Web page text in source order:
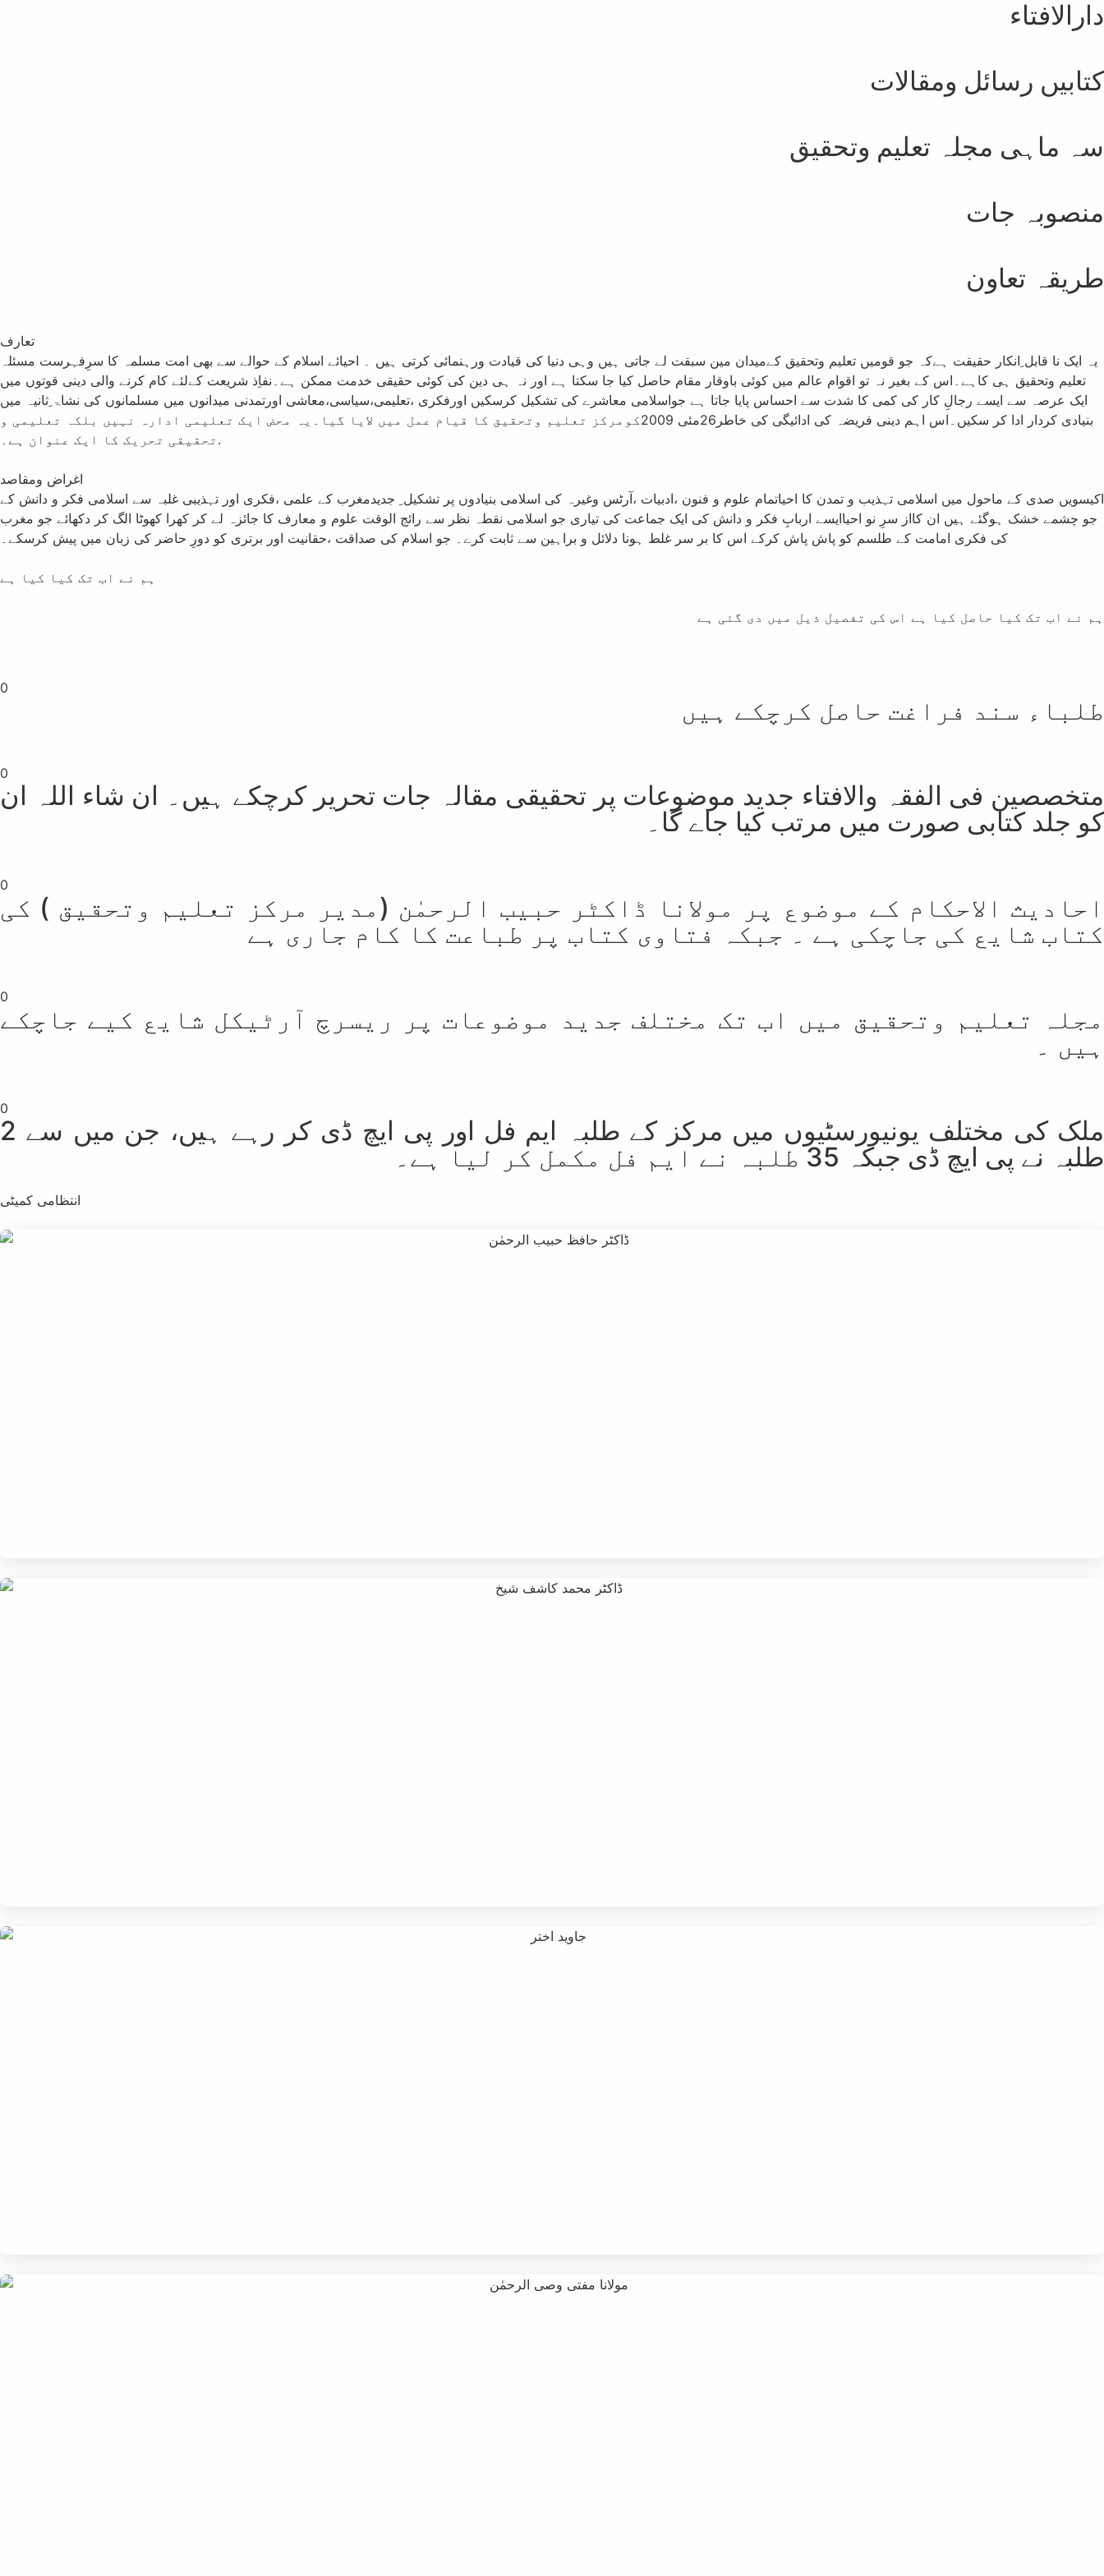
دارالافتاء
کتابیں رسائل ومقالات
سہ ماہی مجلہ تعلیم وتحقیق
منصوبہ جات
طریقہ تعاون
تعارف
یہ ایک نا قابل ِانکار حقیقت ہےکہ جو قومیں تعلیم وتحقیق کےمیدان مین سبقت لے جاتی ہیں وہی دنیا کی قیادت ورہنمائی کرتی ہیں ۔ احیائے اسلام کے حوالے سے بھی امت مسلمہ کا سرِفہرست مسئلہ
تعلیم وتحقیق ہی کاہے۔اس کے بغیر نہ تو اقوام عالم میں کوئی باوقار مقام حاصل کیا جا سکتا ہے اور نہ ہی دین کی کوئی حقیقی خدمت ممکن ہے۔نفاِذ شریعت کےلئے کام کرنے والی دینی قوتوں میں
ایک عرصہ سے ایسے رجالِ کار کی کمی کا شدت سے احساس پایا جاتا ہے جواسلامی معاشرے کی تشکیل کرسکیں اورفکری ،تعلیمی،سیاسی،معاشی اورتمدنی میدانوں میں مسلمانوں کی نشاۃ ِثانیہ میں
بنیادی کردار ادا کر سکیں۔اس اہم دینی فریضہ کی ادائیگی کی خاطر26مئی 2009کومرکز تعلیم وتحقیق کا قیام عمل میں لایا گیا۔یہ محض ایک تعلیمی ادارہ نہیں بلکہ تعلیمی و
تحقیقی تحریک کا ایک عنوان ہے۔.
اغراض ومقاصد
اکیسویں صدی کے ماحول میں اسلامی تہذیب و تمدن کا احیاتمام علوم و فنون ،ادبیات ،آرٹس وغیرہ کی اسلامی بنیادوں پر تشکیل ِ جدیدمغرب کے علمی ،فکری اور تہذیبی غلبہ سے اسلامی فکر و دانش کے
جو چشمے خشک ہوگئے ہیں ان کااز سرِ نو احیاایسے اربابِ فکر و دانش کی ایک جماعت کی تیاری جو اسلامی نقطہ نظر سے رائج الوقت علوم و معارف کا جائزہ لے کر کھرا کھوٹا الگ کر دکھائے جو مغرب
کی فکری امامت کے طلسم کو پاش پاش کرکے اس کا بر سر غلط ہونا دلائل و براہین سے ثابت کرے۔ جو اسلام کی صداقت ،حقانیت اور برتری کو دورِ حاضر کی زبان میں پیش کرسکے۔
ہم نے اب تک کیا کیا ہے
ہم نے اب تک کیا حاصل کیا ہے اس کی تفصیل ذیل میں دی گئی ہے
0
طلباء سند فراغت حاصل کرچکے ہیں
0
متخصصین فی الفقہ والافتاء جدید موضوعات پر تحقیقی مقالہ جات تحریر کرچکے ہیں۔ ان شاء اللہ ان
کو جلد کتابی صورت میں مرتب کیا جاے گا۔
0
احادیث الاحکام کے موضوع پر مولانا ڈاکٹر حبیب الرحمٰن (مدیر مرکز تعلیم وتحقیق ) کی
کتاب شایع کی جاچکی ہے ۔ جبکہ فتاوی کتاب پر طباعت کا کام جاری ہے
0
مجلہ تعلیم وتحقیق میں اب تک مختلف جدید موضوعات پر ریسرچ آرٹیکل شایع کیے جاچکے
ہیں ۔
0
ملک کی مختلف یونیورسٹیوں میں مرکز کے طلبہ ایم فل اور پی ایچ ڈی کر رہے ہیں، جن میں سے 2
طلبہ نے پی ایچ ڈی جبکہ 35 طلبہ نے ایم فل مکمل کر لیا ہے۔
انتظامی کمیٹی